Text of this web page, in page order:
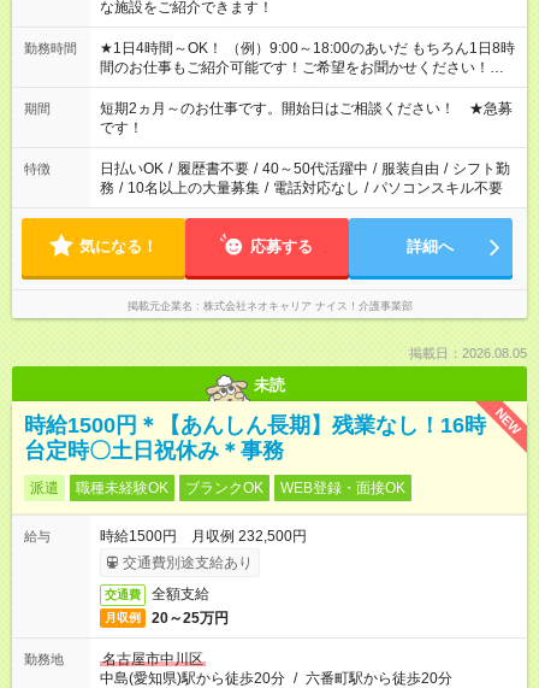
な施設をご紹介できます！
勤務時間
★1日4時間～OK！ （例）9:00～18:00のあいだ もちろん1日8時
間のお仕事もご紹介可能です！ご希望をお聞かせください！★家
庭の都合でお休みが必要な場合も遠慮なくご相談ください。 ※
週最低15時間以上の勤務が必要です
期間
短期2ヵ月～のお仕事です。開始日はご相談ください！ ★急募
です！
特徴 日払いOK / 履歴書不要 / 40～50代活躍中 / 服装自由 / シフト勤
務 / 10名以上の大量募集 / 電話対応なし / パソコンスキル不要
気になる！ 応募する 詳細へ
掲載元企業名 株式会社ネオキャリア ナイス！介護事業部
掲載日：2026.08.05
未読
NEW
時給1500円＊【あんしん長期】残業なし！16時
台定時〇土日祝休み＊事務
派遣 職種未経験OK ブランクOK WEB登録・面接OK
給与
時給1500円 月収例 232,500円
交通費別途支給あり
交通費 全額支給
月収例 20～25万円
勤務地
名古屋市中川区
中島(愛知県)駅から徒歩20分 / 六番町駅から徒歩20分